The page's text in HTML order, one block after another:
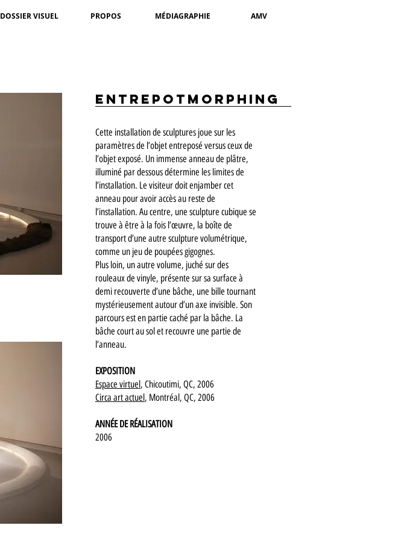
DOSSIER VISUEL PROPOS MÉDIAGRAPHIE AMV
Entrepotmorphing
Cette installation de sculptures joue sur les
paramètres de l’objet entreposé versus ceux de
l’objet exposé. Un immense anneau de plâtre,
illuminé par dessous détermine les limites de
l’installation. Le visiteur doit enjamber cet
anneau pour avoir accès au reste de
l’installation. Au centre, une sculpture cubique se
trouve à être à la fois l’œuvre, la boîte de
transport d’une autre sculpture volumétrique,
comme un jeu de poupées gigognes.
Plus loin, un autre volume, juché sur des
rouleaux de vinyle, présente sur sa surface à
demi recouverte d’une bâche, une bille tournant
mystérieusement autour d’un axe invisible. Son
parcours est en partie caché par la bâche. La
bâche court au sol et recouvre une partie de
l’anneau.
EXPOSITION
Espace virtuel, Chicoutimi, QC, 2006
Circa art actuel, Montréal, QC, 2006
ANNÉE DE RÉALISATION
2006